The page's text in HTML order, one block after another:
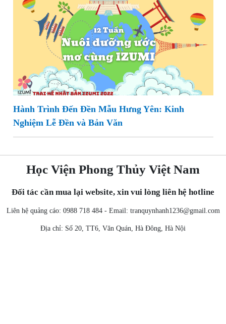
Hành Trình Đến Đền Mẫu Hưng Yên: Kinh
Nghiệm Lễ Đền và Bản Văn
Học Viện Phong Thủy Việt Nam
Đối tác cần mua lại website, xin vui lòng liên hệ hotline
Liên hệ quảng cáo: 0988 718 484 - Email: tranquynhanh1236@gmail.com
Địa chỉ: Số 20, TT6, Văn Quán, Hà Đông, Hà Nội